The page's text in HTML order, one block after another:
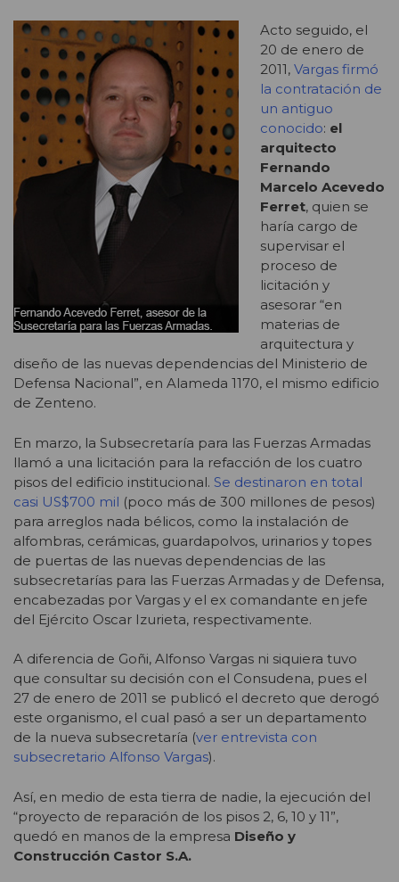
Acto seguido, el
20 de enero de
2011, Vargas firmó
la contratación de
un antiguo
conocido: el
arquitecto
Fernando
Marcelo Acevedo
Ferret, quien se
haría cargo de
supervisar el
proceso de
licitación y
asesorar “en
materias de
arquitectura y
diseño de las nuevas dependencias del Ministerio de
Defensa Nacional”, en Alameda 1170, el mismo edificio
de Zenteno.
En marzo, la Subsecretaría para las Fuerzas Armadas
llamó a una licitación para la refacción de los cuatro
pisos del edificio institucional. Se destinaron en total
casi US$700 mil (poco más de 300 millones de pesos)
para arreglos nada bélicos, como la instalación de
alfombras, cerámicas, guardapolvos, urinarios y topes
de puertas de las nuevas dependencias de las
subsecretarías para las Fuerzas Armadas y de Defensa,
encabezadas por Vargas y el ex comandante en jefe
del Ejército Oscar Izurieta, respectivamente.
A diferencia de Goñi, Alfonso Vargas ni siquiera tuvo
que consultar su decisión con el Consudena, pues el
27 de enero de 2011 se publicó el decreto que derogó
este organismo, el cual pasó a ser un departamento
de la nueva subsecretaría (ver entrevista con
subsecretario Alfonso Vargas).
Así, en medio de esta tierra de nadie, la ejecución del
“proyecto de reparación de los pisos 2, 6, 10 y 11”,
quedó en manos de la empresa Diseño y
Construcción Castor S.A.